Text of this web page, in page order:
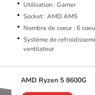
Utilisation : Gamer
Socket : AMD AM5
Nombre de coeur : 6
Systéme de
ventilateur
AMD Ryzen 5 8600G